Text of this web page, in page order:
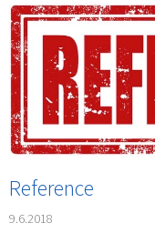
V
ý
p
i
s
č
l
á
k
ů
Reference
9.6.2018